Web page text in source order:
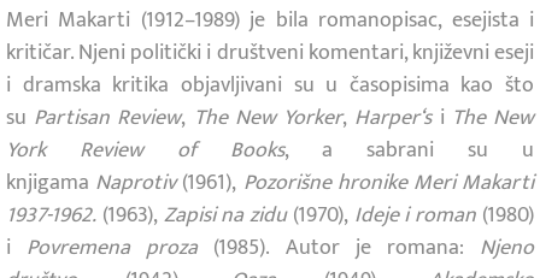
Meri Makarti (1912–1989) je bila romanopisac, esejista i
kritičar. Njeni politički i društveni komentari, književni eseji
i dramska kritika objavljivani su u časopisima kao što
su Partisan Review, The New Yorker, Harper‘si The New
York Review of Books, a sabrani su u
knjigama Naprotiv(1961), Pozorišne hronike Meri Makarti
1937-1962. (1963),Zapisi na zidu(1970), Ideje i roman (1980)
i Povremena proza(1985). Autor je romana: Njeno